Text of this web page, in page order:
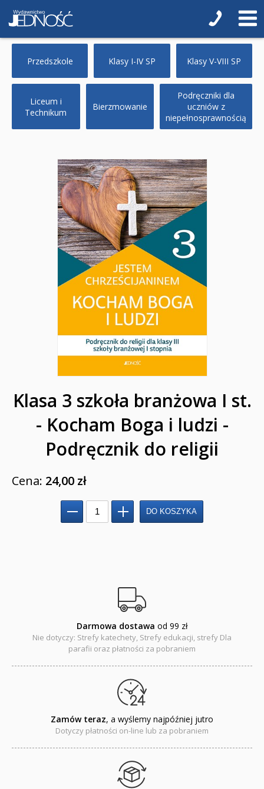
Biblie na I Komunię Świętą
Pamiątki pierwszokomunijne
Przygotowanie do I Komunii Świętej (katecheza
Poradniki katolickie
Obrazki
Pomoce duszpasterskie i homiletyczne
Pomoce katechetyczne
Książki religijne dla dzieci
QUIZY, ŁAMIGŁÓWKI TERAZ -35% TANIEJ
KAKADU - książki interaktywne z piórem
JUPI JO! - książki kartonowe dla najmłodszych
Albumy pamiątkowe
Encyklopedie, leksykony
Edukacja przyrodnicza - Życie bez granic
Książki religijne dla dzieci
Komiksy
Przedszkole Klasy I-IV SP Klasy V-VIII SP
Liceum i
Technikum
Bierzmowanie
Podręczniki dla
uczniów z
niepełnosprawnością
Klasa 3 szkoła branżowa I st.
- Kocham Boga i ludzi -
Podręcznik do religii
Cena: 24,00 zł
Darmowa dostawa od 99 zł
Nie dotyczy: Strefy katechety, Strefy edukacji, strefy Dla
parafii oraz płatności za pobraniem
Zamów teraz, a wyślemy najpóźniej jutro
Dotyczy płatności on-line lub za pobraniem